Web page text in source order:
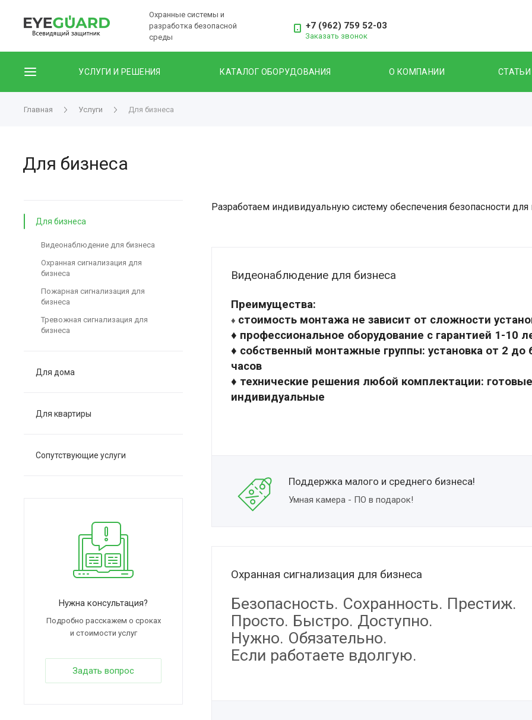
Охранные системы и
разработка безопасной
среды
+7 (962) 759 52-03
Заказать звонок
УСЛУГИ И РЕШЕНИЯ КАТАЛОГ ОБОРУДОВАНИЯ О КОМПАНИИ СТАТЬИ
Главная Услуги Для бизнеса
Для бизнеса
Разработаем индивидуальную систему обеспечения безопасности
Видеонаблюдение для бизнеса
Преимущества:
♦ стоимость монтажа не зависит от сложности
♦ профессиональное оборудование с гарантией 1-10
♦ собственный монтажные группы: установка от 2 до
часов
♦ технические решения любой комплектации:
индивидуальные
Поддержка малого и среднего бизнеса!
Умная камера - ПО в подарок!
Охранная сигнализация для бизнеса
Безопасность. Сохранность. Престиж.
Просто. Быстро. Доступно.
Нужно. Обязательно.
Если работаете вдолгую.
Для бизнеса
Видеонаблюдение для бизнеса
Охранная сигнализация для
бизнеса
Пожарная сигнализация для
бизнеса
Тревожная сигнализация для
бизнеса
Для дома
Для квартиры
Сопутствующие услуги
Нужна консультация?
Подробно расскажем о сроках
и стоимости услуг
Задать вопрос